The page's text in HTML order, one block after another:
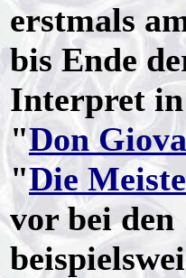
erstmals
bis Ende
Interpret
"Don
"Die
vor bei